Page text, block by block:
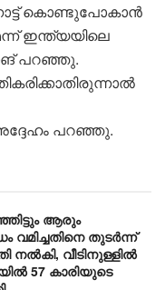
കൊണ്ടുപോകാൻ
ഇന്ത്യയിലെ
പറഞ്ഞു.
പറഞ്ഞു.
ആരും
വമിച്ചതിനെ തുടര്‍ന്ന്
നല്‍കി, വീടിനുള്ളില്‍
57 കാരിയുടെ